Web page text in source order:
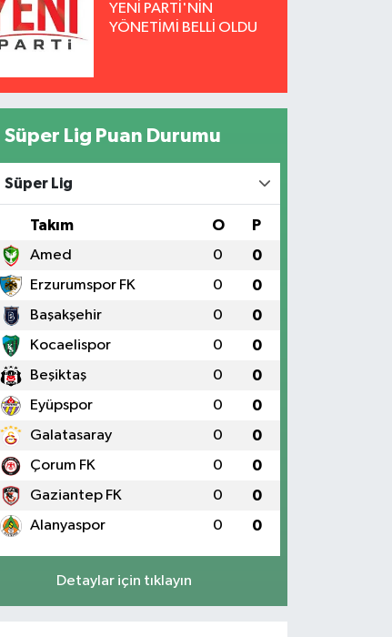
YENİ PARTİ'NİN
YÖNETİMİ BELLİ OLDU
Süper Lig Puan Durumu
Süper Lig
Takım O P
Amed 0 0
Erzurumspor FK 0 0
Başakşehir 0 0
Kocaelispor 0 0
Beşiktaş 0 0
Eyüpspor 0 0
Galatasaray 0 0
Çorum FK 0 0
Gaziantep FK 0 0
Alanyaspor 0 0
Detaylar için tıklayın